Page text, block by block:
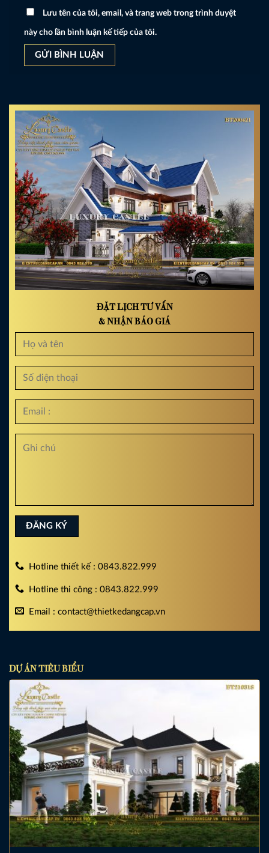
Lưu tên của tôi, email, và trang web trong trình duyệt
này cho lần bình luận kế tiếp của tôi.
ĐẶT LỊCH TƯ VẤN
& NHẬN BÁO GIÁ
Hotline thiết kế : 0843.822.999
Hotline thi công : 0843.822.999
Email : contact@thietkedangcap.vn
DỰ ÁN TIÊU BIỂU